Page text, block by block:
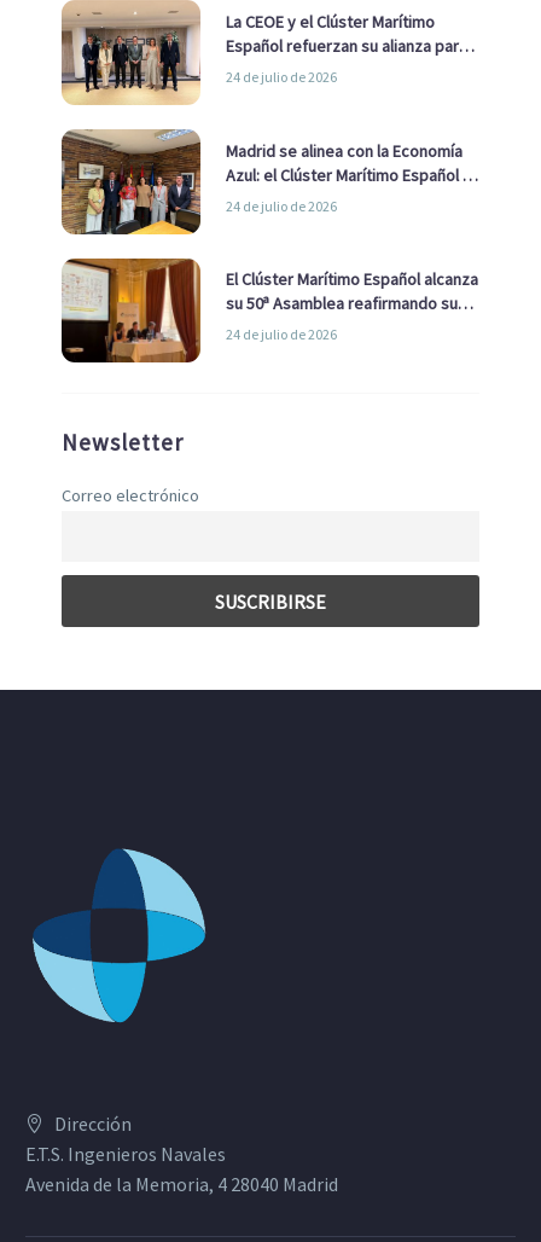
La CEOE y el Clúster Marítimo
Español refuerzan su alianza para
impulsar una estrategia Nacional
24 de julio de 2026
Madrid se alinea con la Economía
Azul: el Clúster Marítimo Español y
la Real Liga Naval avanzan alianzas
24 de julio de 2026
El Clúster Marítimo Español alcanza
su 50ª Asamblea reafirmando su
liderazgo en la Economía Azul
24 de julio de 2026
Newsletter
Correo electrónico
Dirección
E.T.S. Ingenieros Navales
Avenida de la Memoria, 4 28040 Madrid